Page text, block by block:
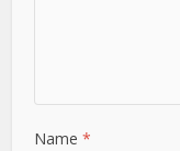
Name*